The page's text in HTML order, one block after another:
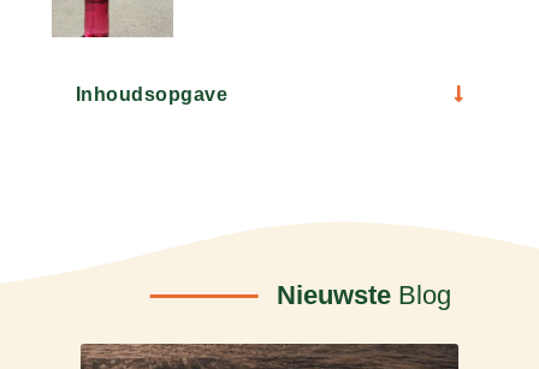
Inhoudsopgave
Nieuwste Blog